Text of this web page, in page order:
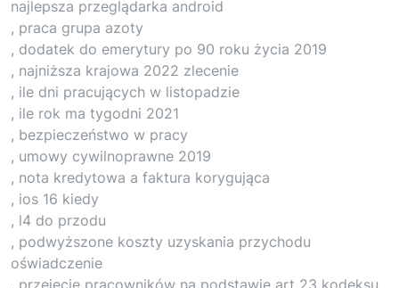
najlepsza przeglądarka android
, praca grupa azoty
, dodatek do emerytury po 90 roku życia 2019
, najniższa krajowa 2022 zlecenie
, ile dni pracujących w listopadzie
, ile rok ma tygodni 2021
, bezpieczeństwo w pracy
, umowy cywilnoprawne 2019
, nota kredytowa a faktura korygująca
, ios 16 kiedy
, l4 do przodu
, podwyższone koszty uzyskania przychodu
oświadczenie
, przejęcie pracowników na podstawie art 23 kodeksu